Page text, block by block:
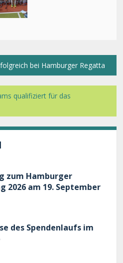
bei Hamburger Regatta
qualifiziert für das
zum Hamburger
2026 am 19. September
des Spendenlaufs im